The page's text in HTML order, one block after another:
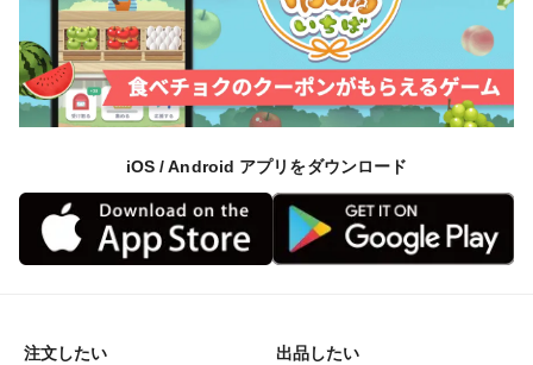
iOS / Android アプリをダウンロード
注文したい 出品したい